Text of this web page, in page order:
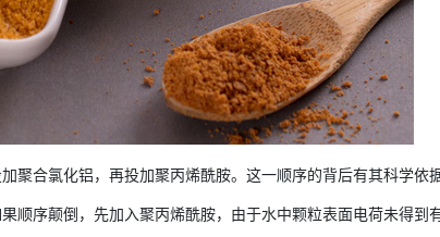
聚合氯化铝，再投加聚丙烯酰胺。这一顺序的背后有其科学依据
顺序颠倒，先加入聚丙烯酰胺，由于水中颗粒表面电荷未得到